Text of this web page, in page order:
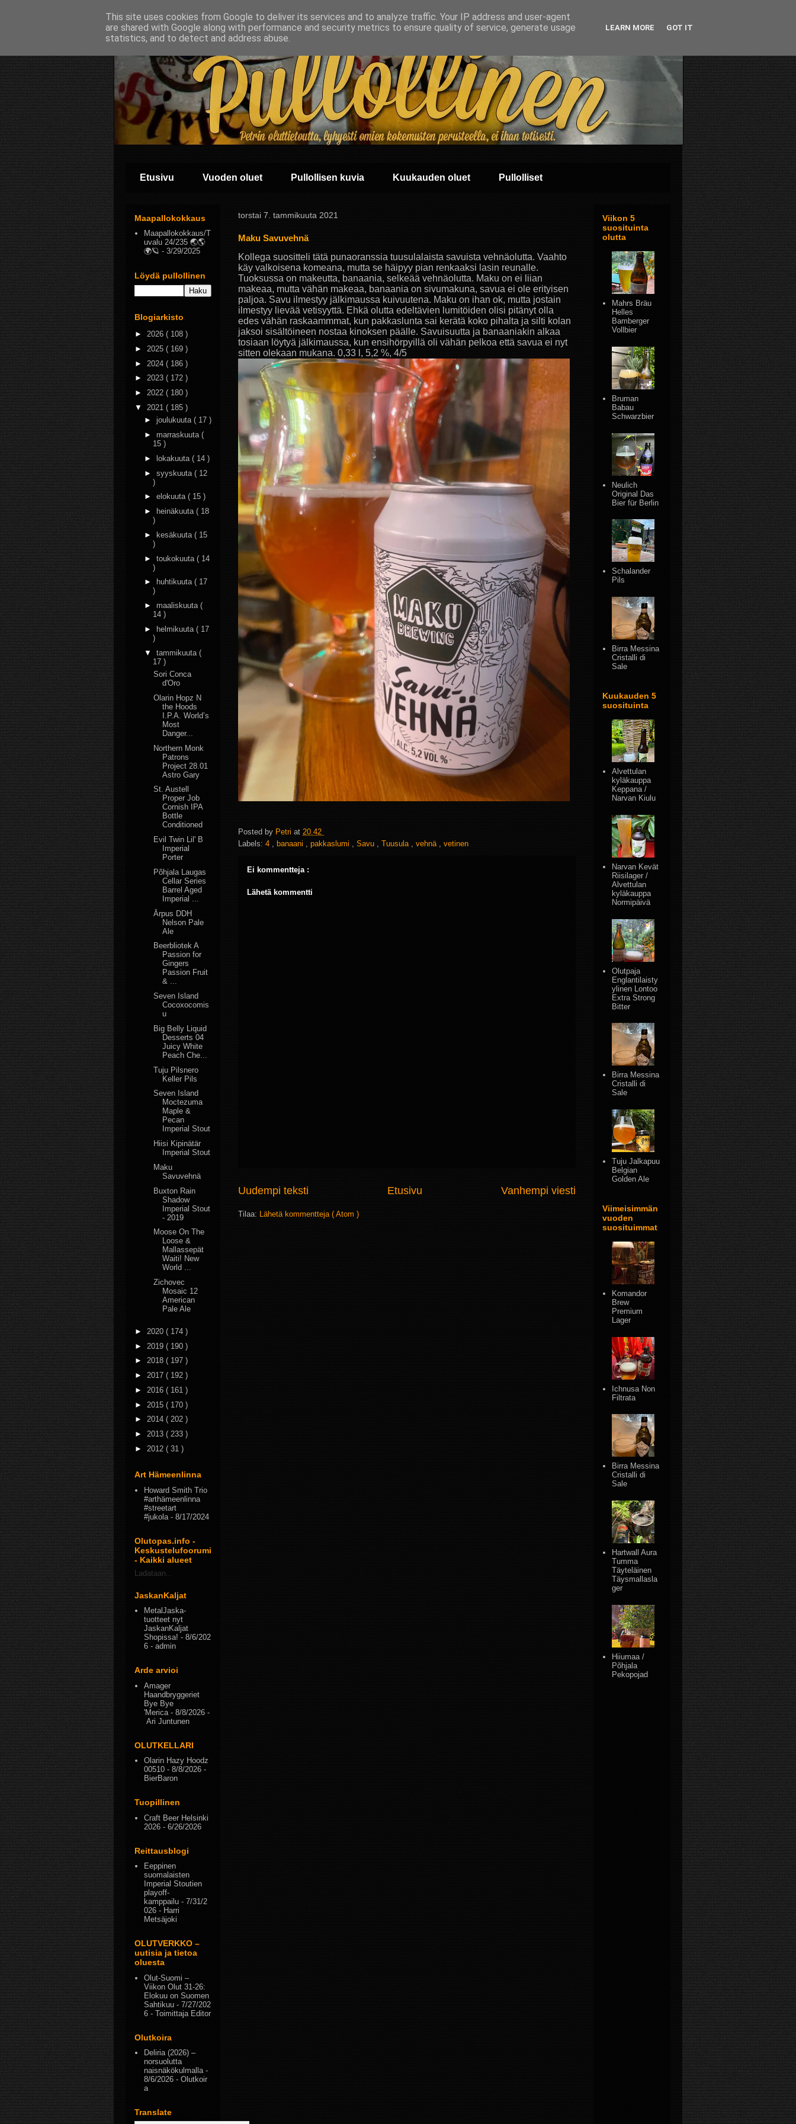
Etusivu Vuoden oluet Pullollisen kuvia Kuukauden oluet Pullolliset
torstai 7. tammikuuta 2021
Maku Savuvehnä
Kollega suositteli tätä punaoranssia tuusulalaista savuista vehnäolutta. Vaahto
käy valkoisena komeana, mutta se häipyy pian renkaaksi lasin reunalle.
Tuoksussa on makeutta, banaania, selkeää vehnäolutta. Maku on ei liian
makeaa, mutta vähän makeaa, banaania on sivumakuna, savua ei ole erityisen
paljoa. Savu ilmestyy jälkimaussa kuivuutena. Maku on ihan ok, mutta jostain
ilmestyy lievää vetisyyttä. Ehkä olutta edeltävien lumitöiden olisi pitänyt olla
edes vähän raskaammmat, kun pakkaslunta sai kerätä koko pihalta ja silti kolan
jaksoi sisältöineen nostaa kinoksen päälle. Savuisuutta ja banaaniakin alkaa
tosiaan löytyä jälkimaussa, kun ensihörpyillä oli vähän pelkoa että savua ei nyt
sitten olekaan mukana. 0,33 l, 5,2 %, 4/5
Posted by Petri at 20.42
Labels: 4 , banaani , pakkaslumi , Savu , Tuusula , vehnä , vetinen
Ei kommentteja :
Lähetä kommentti
Uudempi teksti Vanhempi viesti
Etusivu
Tilaa: Lähetä kommentteja ( Atom )
Maapallokokkaus
Maapallokokkaus/T
uvalu 24/235 🌏🌎
🌍🪐 - 3/29/2025
Löydä pullollinen
Blogiarkisto
► 2026 ( 108 )
► 2025 ( 169 )
► 2024 ( 186 )
► 2023 ( 172 )
► 2022 ( 180 )
▼ 2021 ( 185 )
► joulukuuta ( 17 )
► marraskuuta (
15 )
►
lokakuuta ( 14 )
► syyskuuta ( 12
)
► elokuuta ( 15 )
►
heinäkuuta ( 18
)
►
kesäkuuta ( 15
)
► toukokuuta ( 14
)
►
huhtikuuta ( 17
)
► maaliskuuta (
14 )
►
helmikuuta ( 17
)
▼ tammikuuta (
17 )
Sori Conca
d'Oro
Olarin Hopz N
the Hoods
I.P.A. World’s
Most
Danger...
Northern Monk
Patrons
Project 28.01
Astro Gary
St. Austell
Proper Job
Cornish IPA
Bottle
Conditioned
Evil Twin Lil' B
Imperial
Porter
Põhjala Laugas
Cellar Series
Barrel Aged
Imperial ...
Ārpus DDH
Nelson Pale
Ale
Beerbliotek A
Passion for
Gingers
Passion Fruit
& ...
Seven Island
Cocoxocomis
u
Big Belly Liquid
Desserts 04
Juicy White
Peach Che...
Tuju Pilsnero
Keller Pils
Seven Island
Moctezuma
Maple &
Pecan
Imperial Stout
Hiisi Kipinätär
Imperial Stout
Maku
Savuvehnä
Buxton Rain
Shadow
Imperial Stout
- 2019
Moose On The
Loose &
Mallassepät
Waiti! New
World ...
Zichovec
Mosaic 12
American
Pale Ale
► 2020 ( 174 )
► 2019 ( 190 )
► 2018 ( 197 )
► 2017 ( 192 )
► 2016 ( 161 )
► 2015 ( 170 )
► 2014 ( 202 )
► 2013 ( 233 )
► 2012 ( 31 )
Art Hämeenlinna
Howard Smith Trio
#arthämeenlinna
#streetart
#jukola - 8/17/2024
Olutopas.info -
Keskustelufoorumi
- Kaikki alueet
Ladataan...
JaskanKaljat
MetalJaska-
tuotteet nyt
JaskanKaljat
Shopissa! - 8/6/202
6 - admin
Arde arvioi
Amager
Haandbryggeriet
Bye Bye
'Merica - 8/8/2026 -
Ari Juntunen
OLUTKELLARI
Olarin Hazy Hoodz
00510 - 8/8/2026 -
BierBaron
Tuopillinen
Craft Beer Helsinki
2026 - 6/26/2026
Reittausblogi
Eeppinen
suomalaisten
Imperial Stoutien
playoff-
kamppailu - 7/31/2
026 - Harri
Metsäjoki
OLUTVERKKO –
uutisia ja tietoa
oluesta
Olut-Suomi –
Viikon Olut 31-26:
Elokuu on Suomen
Sahtikuu - 7/27/202
6 - Toimittaja Editor
Olutkoira
Deliria (2026) –
norsuolutta
naisnäkökulmalla-
8/6/2026 - Olutkoir
a
Translate
Viikon 5
suosituinta
olutta
Mahrs Bräu
Helles
Bamberger
Vollbier
Bruman
Babau
Schwarzbier
Neulich
Original Das
Bier für Berlin
Schalander
Pils
Birra Messina
Cristalli di
Sale
Kuukauden 5
suosituinta
Alvettulan
kyläkauppa
Keppana /
Narvan Kiulu
Narvan Kevät
Riisilager /
Alvettulan
kyläkauppa
Normipäivä
Olutpaja
Englantilaisty
ylinen Lontoo
Extra Strong
Bitter
Birra Messina
Cristalli di
Sale
Tuju Jalkapuu
Belgian
Golden Ale
Viimeisimmän
vuoden
suosituimmat
Komandor
Brew
Premium
Lager
Ichnusa Non
Filtrata
Birra Messina
Cristalli di
Sale
Hartwall Aura
Tumma
Täyteläinen
Täysmallasla
ger
Hiiumaa /
Põhjala
Pekopojad
This site uses cookies from Google to deliver its services and to analyze traffic. Your IP address and user-agent
are shared with Google along with performance and security metrics to ensure quality of service, generate usage
statistics, and to detect and address abuse.
LEARN MORE GOT IT